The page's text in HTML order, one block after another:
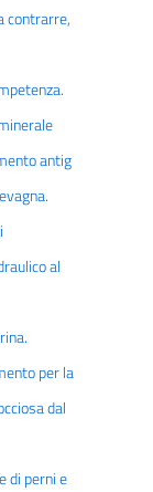
contrarre,
antig
al
per la
dal
di perni e